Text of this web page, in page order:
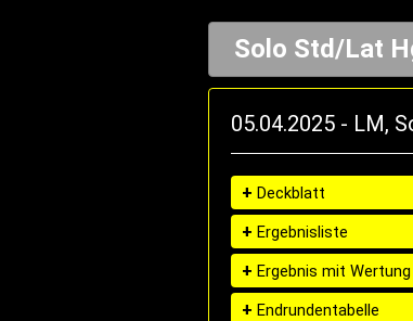
Solo Std/Lat
05.04.2025 - LM,
+ Deckblatt
+ Ergebnisliste
+ Ergebnis mit Wertung
+ Endrundentabelle